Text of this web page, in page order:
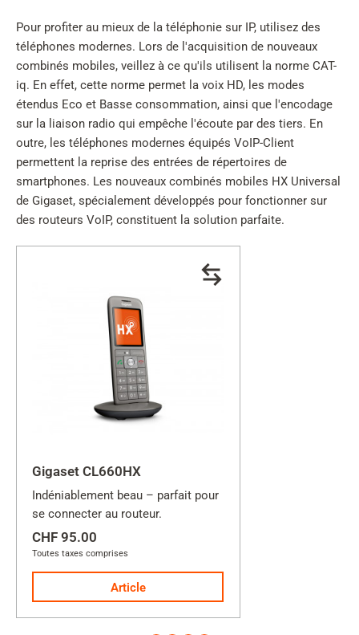
Pour profiter au mieux de la téléphonie sur IP, utilisez des
téléphones modernes. Lors de l'acquisition de nouveaux
combinés mobiles, veillez à ce qu'ils utilisent la norme CAT-
iq. En effet, cette norme permet la voix HD, les modes
étendus Eco et Basse consommation, ainsi que l'encodage
sur la liaison radio qui empêche l'écoute par des tiers. En
outre, les téléphones modernes équipés VoIP-Client
permettent la reprise des entrées de répertoires de
smartphones. Les nouveaux combinés mobiles HX Universal
de Gigaset, spécialement développés pour fonctionner sur
des routeurs VoIP, constituent la solution parfaite.
Gigaset CL660HX
Indéniablement beau – parfait pour
se connecter au routeur.
CHF 95.00
Toutes taxes comprises
Article